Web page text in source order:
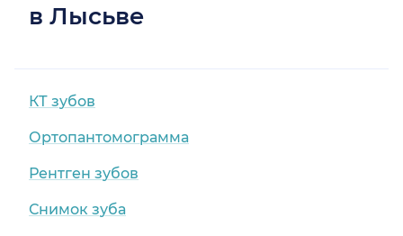
в Лысьве
КТ зубов
Ортопантомограмма
Рентген зубов
Снимок зуба